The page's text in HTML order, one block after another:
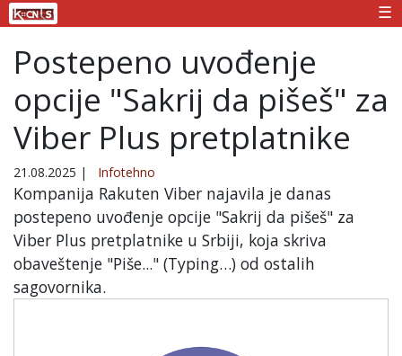
☰
Postepeno uvođenje
opcije "Sakrij da pišeš" za
Viber Plus pretplatnike
21.08.2025 | Infotehno
Kompanija Rakuten Viber najavila je danas
postepeno uvođenje opcije "Sakrij da pišeš" za
Viber Plus pretplatnike u Srbiji, koja skriva
obaveštenje "Piše..." (Typing…) od ostalih
sagovornika.